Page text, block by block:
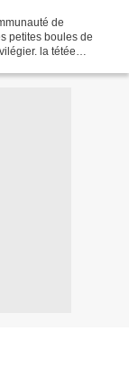
de
petites boules de
la tétée